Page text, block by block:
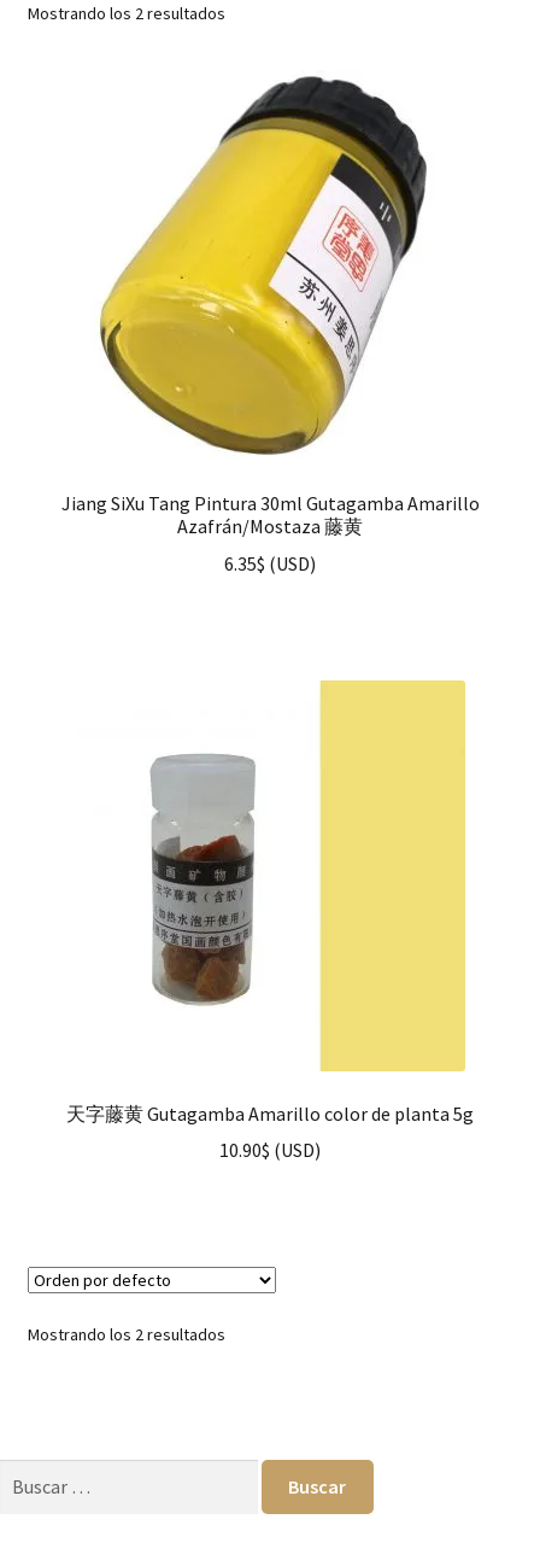
Mostrando los 2 resultados
Jiang SiXu Tang Pintura 30ml Gutagamba Amarillo
Azafrán/Mostaza 藤黄
6.35$ (USD)
天字藤黄 Gutagamba Amarillo color de planta 5g
10.90$ (USD)
Mostrando los 2 resultados